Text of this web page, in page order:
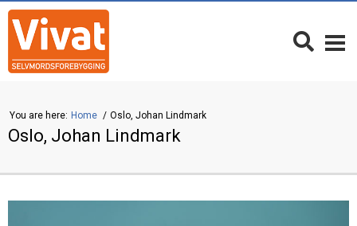
You are here: Home Oslo, Johan Lindmark
Oslo, Johan Lindmark